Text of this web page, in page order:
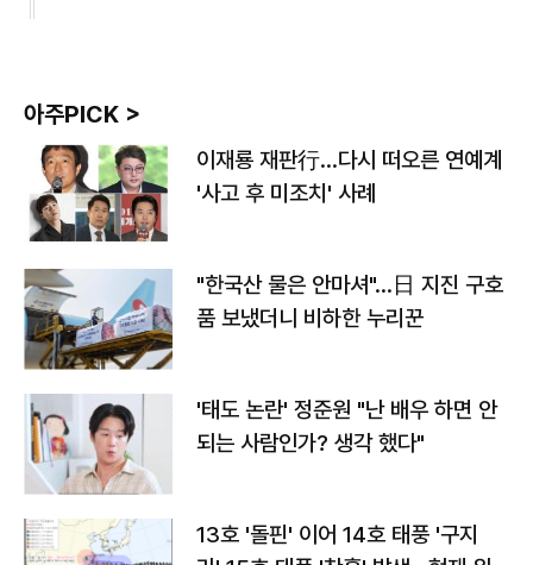
아주PICK >
이재룡 재판行…다시 떠오른 연예계
'사고 후 미조치' 사례
"한국산 물은 안마셔"…日 지진 구호
품 보냈더니 비하한 누리꾼
'태도 논란' 정준원 "난 배우 하면 안
되는 사람인가? 생각 했다"
13호 '돌핀' 이어 14호 태풍 '구지